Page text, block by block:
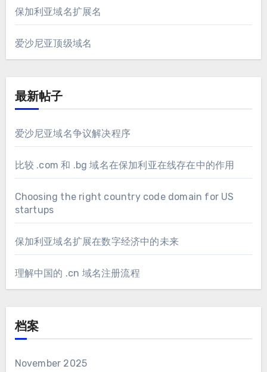
保加利亚域名扩展名
爱沙尼亚顶级域名
最新帖子
爱沙尼亚域名争议解决程序
比较 .com 和 .bg 域名在保加利亚在线存在中的作用
Choosing the right country code domain for US
startups
保加利亚域名扩展在数字经济中的未来
理解中国的 .cn 域名注册流程
档案
November 2025